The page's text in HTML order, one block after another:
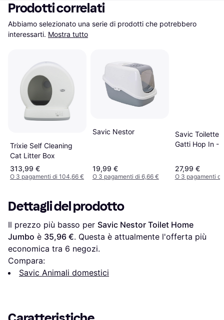
Prodotti correlati
Abbiamo selezionato una serie di prodotti che potrebbero
interessarti. Mostra tutto
Trixie Self Cleaning
Cat Litter Box
313,99 €
O 3 pagamenti di 104,66 €
Savic Nestor
19,99 €
O 3 pagamenti di 6,66 €
Savic Toilette
Gatti Hop In -
27,99 €
O 3 pagamenti
Dettagli del prodotto
Il prezzo più basso per Savic Nestor Toilet Home
Jumbo è 35,96 €. Questa è attualmente l'offerta più
economica tra 6 negozi.
Compara:
Savic Animali domestici